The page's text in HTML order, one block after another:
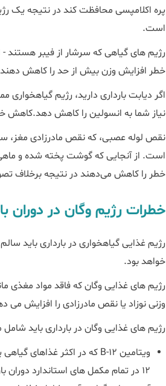
پره اکلامپسی محافظت کند در نتیجه یک
است.
رژیم های گیاهی که سرشار از فیبر
خطر افزایش وزن بیش از حد را کاهش دهند
اگر دیابت بارداری دارید، رژیم
نیاز شما به انسولین را کاهش دهد.کاهش
نقص لوله عصبی، که نقص مادرزادی مغز،
است. از آنجایی که گوشت پخته شده و ماهی
خطر را کاهش می‌دهند در نتیجه برخلاف
خطرات رژیم وگان در دوران
رژیم غذایی گیاهخواری در بارداری باید
خواهد بود.
وزنی نوزاد یا نقص مادرزادی را افزایش می
رژیم های غذایی وگان در بارداری باید شامل
12 در تمام مکمل های استاندارد دوران بارداری گنجانده شده است.